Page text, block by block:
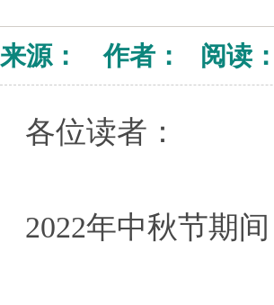
来源： 作者： 阅读：
各位读者：
2022年中秋节期